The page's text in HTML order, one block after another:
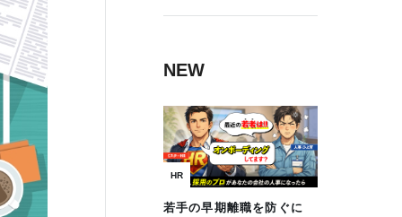
NEW
HR
若手の早期離職を防ぐに